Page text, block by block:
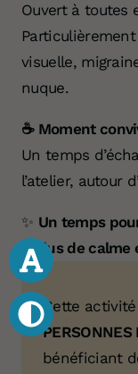
Ouvert à toutes
visuelle,
nuque.
☕ Moment
Un temps
l’atelier, autour
✨ Un temps
à plus de
Cette activité
PERSONNES
bénéficiant